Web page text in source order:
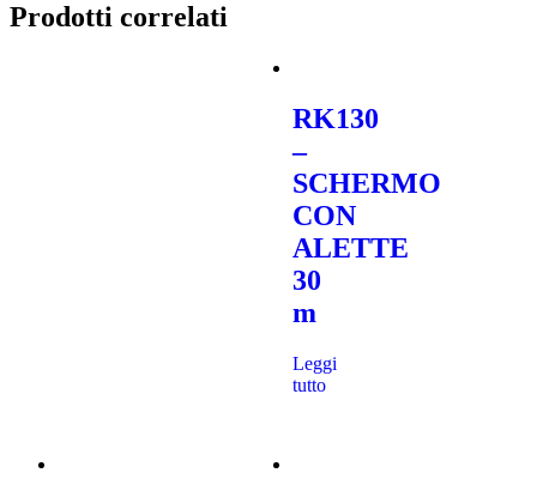
Prodotti correlati
RK130
–
SCHERMO
CON
ALETTE
30
m
Leggi
tutto